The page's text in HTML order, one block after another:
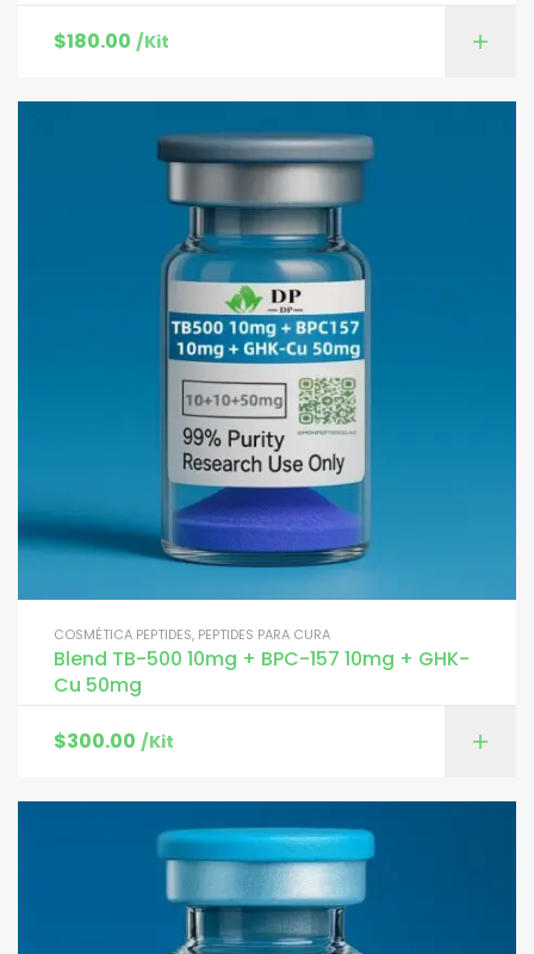
$180.00 /Kit
COSMÉTICA PEPTIDES, PEPTIDES PARA CURA
Blend TB-500 10mg + BPC-157 10mg + GHK-
Cu 50mg
$300.00 /Kit